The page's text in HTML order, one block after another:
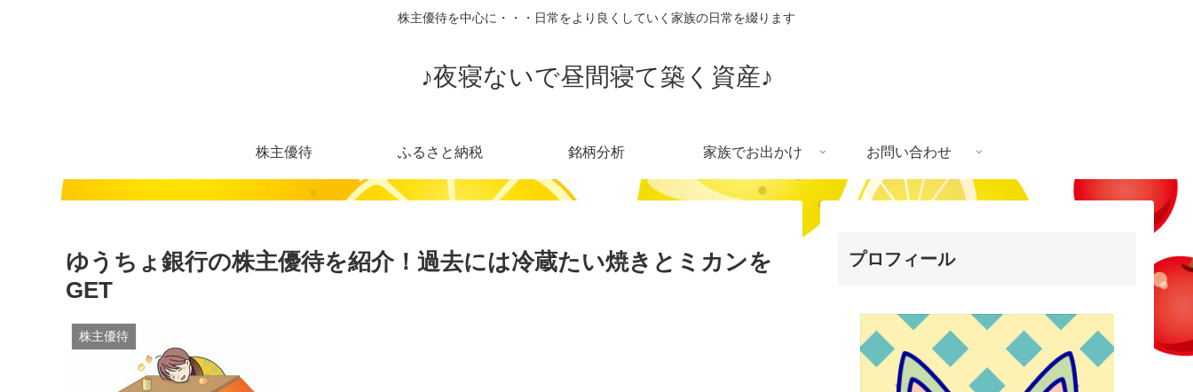
株主優待を中心に・・・日常をより良くしていく家族の日常を綴ります
♪夜寝ないで昼間寝て築く資産♪
株主優待 ふるさと納税 銘柄分析 家族でお出かけ お問い合わせ
ゆうちょ銀行の株主優待を紹介！過去には冷蔵たい焼きとミカンを
GET
株主優待
プロフィール